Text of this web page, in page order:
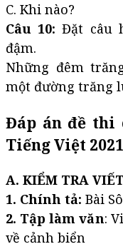
C. Khi nào?
Câu 10: Đặt câu
đậm.
Những đêm
một đường trăng
Đáp án đề thi
Tiếng Việt
A. KIỂM TRA VIẾT
1. Chính tả: Bài
2. Tập làm văn:
về cảnh biển